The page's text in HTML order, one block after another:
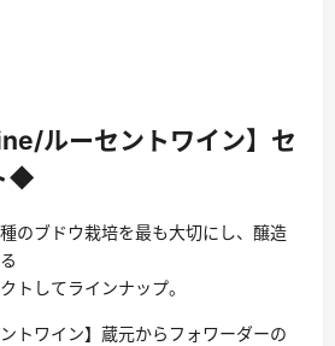
ルーセントワイン】セ
◆
のブドウ栽培を最も大切にし、醸造
トしてラインナップ。
トワイン】蔵元からフォワーダーの